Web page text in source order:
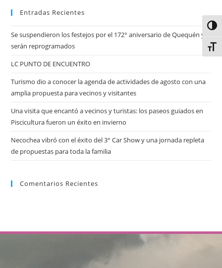
Entradas Recientes
Se suspendieron los festejos por el 172° aniversario de Quequén y
serán reprogramados
LC PUNTO DE ENCUENTRO
Turismo dio a conocer la agenda de actividades de agosto con una
amplia propuesta para vecinos y visitantes
Una visita que encantó a vecinos y turistas: los paseos guiados en
Piscicultura fueron un éxito en invierno
Necochea vibró con el éxito del 3° Car Show y una jornada repleta
de propuestas para toda la familia
Comentarios Recientes